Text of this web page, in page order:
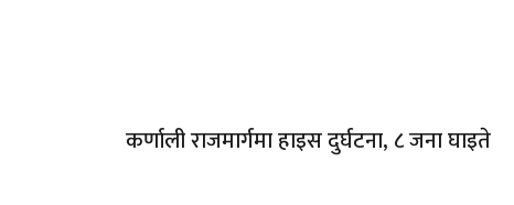
कर्णाली राजमार्गमा हाइस दुर्घटना, ८ जना घाइते